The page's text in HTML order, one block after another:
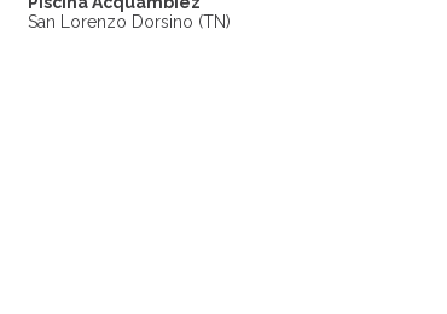
San Lorenzo Dorsino (TN)